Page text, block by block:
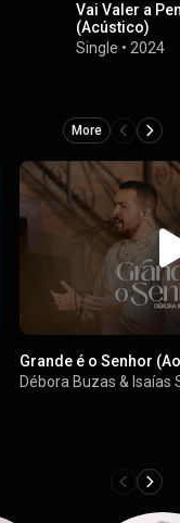
Vai Valer a
(Acústico)
Single • 2024
More
Grande é o Senhor
Débora Buzas & Isaías